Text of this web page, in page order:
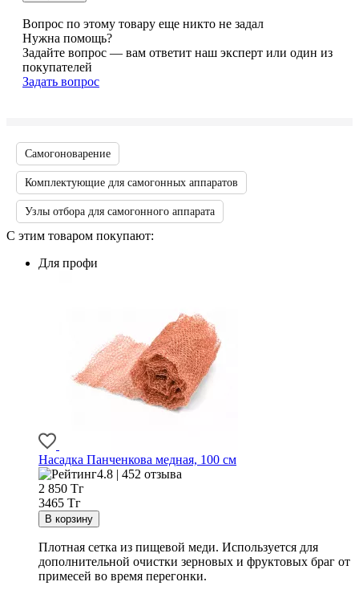
Вопрос по этому товару еще никто не задал
Нужна помощь?
Задайте вопрос — вам ответит наш эксперт или один из
покупателей
Задать вопрос
Самогоноварение
Комплектующие для самогонных аппаратов
Узлы отбора для самогонного аппарата
С этим товаром покупают:
Для профи
Насадка Панченкова медная, 100 см
4.8 | 452 отзыва
2 850 Тг
3465 Тг
Плотная сетка из пищевой меди. Используется для
дополнительной очистки зерновых и фруктовых браг от
примесей во время перегонки.